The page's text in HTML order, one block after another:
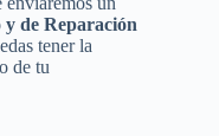
de Reparación
tener la
de tu